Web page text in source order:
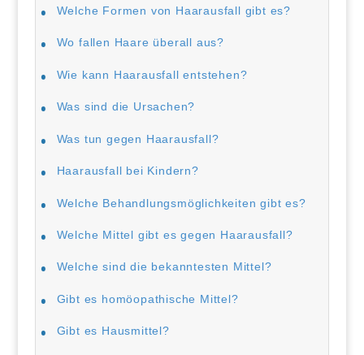
Welche Formen von Haarausfall gibt es?
Wo fallen Haare überall aus?
Wie kann Haarausfall entstehen?
Was sind die Ursachen?
Was tun gegen Haarausfall?
Haarausfall bei Kindern?
Welche Behandlungsmöglichkeiten gibt es?
Welche Mittel gibt es gegen Haarausfall?
Welche sind die bekanntesten Mittel?
Gibt es homöopathische Mittel?
Gibt es Hausmittel?